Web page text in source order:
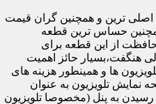
اصلی ترین و همچنین گران قیمت
حساس ترین قطعه
از این قطعه برای
هنگفت،بسیار حائز اهمیت
ها و همینطور هزینه های
نمایش تلویزیون به عنوان
به پنل (مخصوصا تلویزیون